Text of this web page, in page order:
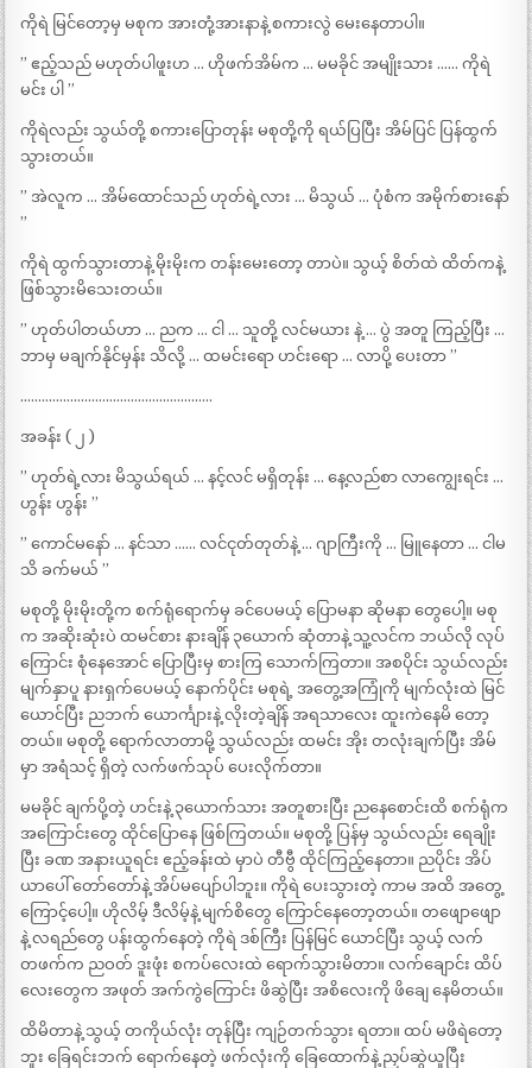
ကိုရဲ မြင်တော့မှ မစုက အားတုံ့အားနာနဲ့ စကားလွဲ မေးနေတာပါ။
” ဧည့်သည် မဟုတ်ပါဖူးဟ … ဟိုဖက်အိမ်က … မမခိုင် အမျိုးသား …… ကိုရဲ
မင်း ပါ ”
ကိုရဲလည်း သွယ်တို့ စကားပြောတုန်း မစုတို့ကို ရယ်ပြပြီး အိမ်ပြင် ပြန်ထွက်
သွားတယ်။
” အဲလူက … အိမ်ထောင်သည် ဟုတ်ရဲ့လား … မိသွယ် … ပုံစံက အမိုက်စားနော်
”
ကိုရဲ ထွက်သွားတာနဲ့ မိုးမိုးက တန်းမေးတော့ တာပဲ။ သွယ့် စိတ်ထဲ ထိတ်ကနဲ့
ဖြစ်သွားမိသေးတယ်။
” ဟုတ်ပါတယ်ဟာ … ညက … ငါ … သူတို့ လင်မယား နဲ့ … ပွဲ အတူ ကြည့်ပြီး …
ဘာမှ မချက်နိုင်မှန်း သိလို့ … ထမင်းရော ဟင်းရော … လာပို့ ပေးတာ ”
………………………………………………
အခန်း ( ၂ )
” ဟုတ်ရဲ့လား မိသွယ်ရယ် … နင့်လင် မရှိတုန်း … နေ့လည်စာ လာကျွေးရင်း …
ဟွန်း ဟွန်း ”
” ကောင်မနော် … နင်သာ …… လင်ငုတ်တုတ်နဲ့ … ဂျာကြီးကို … မြူနေတာ … ငါမ
သိ ခက်မယ် ”
မစုတို့ မိုးမိုးတို့က စက်ရုံရောက်မှ ခင်ပေမယ့် ပြောမနာ ဆိုမနာ တွေပေါ့။ မစု
က အဆိုးဆုံးပဲ ထမင်စား နားချိန် ၃ယောက် ဆုံတာနဲ့ သူ့လင်က ဘယ်လို လုပ်
ကြောင်း စုံနေအောင် ပြောပြီးမှ စားကြ သောက်ကြတာ။ အစပိုင်း သွယ်လည်း
မျက်နှာပူ နားရှက်ပေမယ့် နောက်ပိုင်း မစုရဲ့ အတွေ့အကြုံကို မျက်လုံးထဲ မြင်
ယောင်ပြီး ညဘက် ယောင်္ကျားနဲ့ လိုးတဲ့ချိန် အရသာလေး ထူးကဲနေမိ တော့
တယ်။ မစုတို့ ရောက်လာတာမို့ သွယ်လည်း ထမင်း အိုး တလုံးချက်ပြီး အိမ်
မှာ အရံသင့် ရှိတဲ့ လက်ဖက်သုပ် ပေးလိုက်တာ။
မမခိုင် ချက်ပို့တဲ့ ဟင်းနဲ့ ၃ယောက်သား အတူစားပြီး ညနေစောင်းထိ စက်ရုံက
အကြောင်းတွေ ထိုင်ပြောနေ ဖြစ်ကြတယ်။ မစုတို့ ပြန်မှ သွယ်လည်း ရေချိုး
ပြီး ခဏ အနားယူရင်း ဧည့်ခန်းထဲ မှာပဲ တီဗွီ ထိုင်ကြည့်နေတာ။ ညပိုင်း အိပ်
ယာပေါ် တော်တော်နဲ့ အိပ်မပျော်ပါဘူး။ ကိုရဲ ပေးသွားတဲ့ ကာမ အထိ အတွေ့
ကြောင့်ပေါ့။ ဟိုလိမ့် ဒီလိမ့်နဲ့ မျက်စိတွေ ကြောင်နေတော့တယ်။ တဖျောဖျော
နဲ့ လရည်တွေ ပန်းထွက်နေတဲ့ ကိုရဲ ဒစ်ကြီး ပြန်မြင် ယောင်ပြီး သွယ့် လက်
တဖက်က ညဝတ် ဒူးဖုံး စကပ်လေးထဲ ရောက်သွားမိတာ။ လက်ချောင်း ထိပ်
လေးတွေက အဖုတ် အက်ကွဲကြောင်း ဖိဆွဲပြီး အစိလေးကို ဖိချေ နေမိတယ်။
ထိမိတာနဲ့ သွယ့် တကိုယ်လုံး တုန်ပြီး ကျဉ်တက်သွား ရတာ။ ထပ် မဖိရဲတော့
ဘူး ခြေရင်းဘက် ရောက်နေတဲ့ ဖက်လုံးကို ခြေထောက်နဲ့ ညှပ်ဆွဲယူပြီး